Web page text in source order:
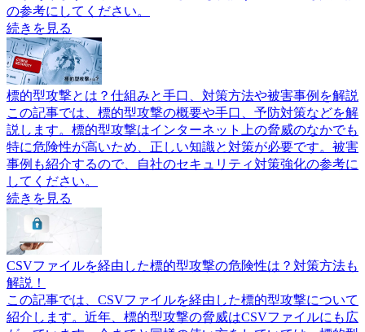
の参考にしてください。
続きを見る
標的型攻撃とは？仕組みと手口、対策方法や被害事例を解説
この記事では、標的型攻撃の概要や手口、予防対策などを解
説します。標的型攻撃はインターネット上の脅威のなかでも
特に危険性が高いため、正しい知識と対策が必要です。被害
事例も紹介するので、自社のセキュリティ対策強化の参考に
してください。
続きを見る
CSVファイルを経由した標的型攻撃の危険性は？対策方法も
解説！
この記事では、CSVファイルを経由した標的型攻撃について
紹介します。近年、標的型攻撃の脅威はCSVファイルにも広